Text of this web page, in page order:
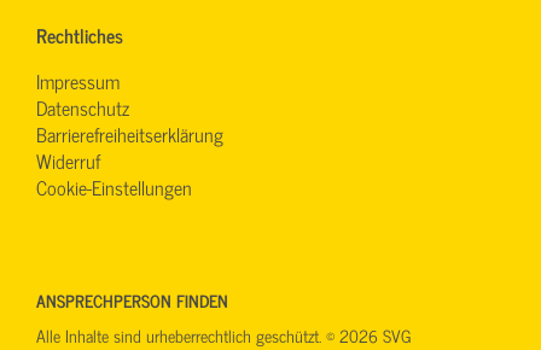
Rechtliches
Impressum
Datenschutz
Barrierefreiheitserklärung
Widerruf
Cookie-Einstellungen
ANSPRECHPERSON FINDEN
Alle Inhalte sind urheberrechtlich geschützt. © 2026 SVG